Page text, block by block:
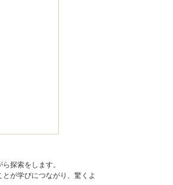
探索をします。
が学びにつながり、驚くよ